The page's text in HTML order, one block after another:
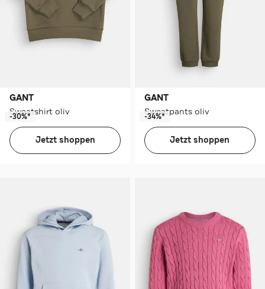
GANT
Sweatshirt oliv
-30%*
Jetzt shoppen
GANT
Sweatpants oliv
-34%*
Jetzt shoppen